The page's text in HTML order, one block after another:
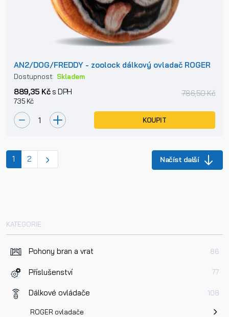
KATEGORIE
Pohony bran a vrat 86
Příslušenství 77
Dálkové ovládače 108
ROGER ovladače
AN2/DOG/FREDDY - zoolock dálkový ovladač ROGER
Dostupnost: Skladem
889,35 Kčs DPH
735 Kč
786,50 Kč
KOUPIT
1 (current)
2 Načíst další